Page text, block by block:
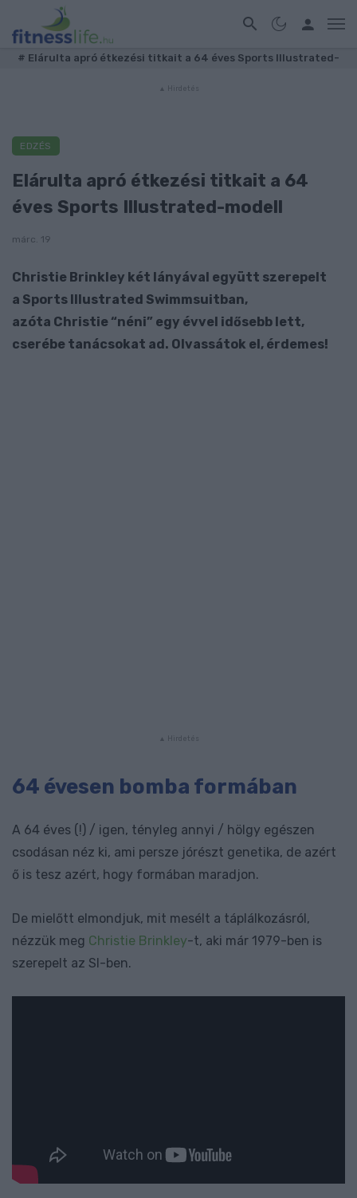
# Elárulta apró étkezési titkait a 64 éves Sports Illustrated-
EDZÉS
Elárulta apró étkezési titkait a 64
éves Sports Illustrated-modell
márc. 19
Christie Brinkley két lányával együtt szerepelt
a Sports Illustrated Swimmsuitban,
azóta Christie “néni” egy évvel idősebb lett,
cserébe tanácsokat ad. Olvassátok el, érdemes!
64 évesen bomba formában
A 64 éves (!) / igen, tényleg annyi / hölgy egészen
csodásan néz ki, ami persze jórészt genetika, de azért
ő is tesz azért, hogy formában maradjon.
De mielőtt elmondjuk, mit mesélt a táplálkozásról,
nézzük meg Christie Brinkley-t, aki már 1979-ben is
szerepelt az SI-ben.